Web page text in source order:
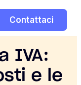
Contattaci
IVA:
e le